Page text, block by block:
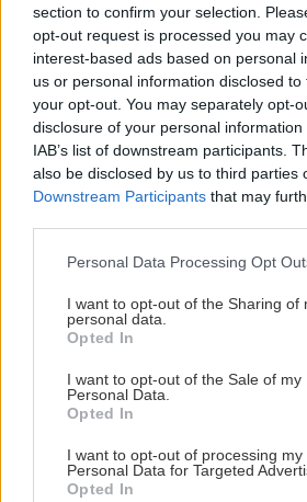
section to confirm your selection.
opt-out request is processed you may
interest-based ads based on personal
us or personal information disclosed
your opt-out. You may separately opt-
disclosure of your personal
IAB’s list of downstream participants.
also be disclosed by us to third parties
Downstream Participants that may
Please note that this website/app uses
not limited to your visit or usage
grant or deny consent to Google and
use your data for below specified
consent section.
Personal Data Processing Opt
I want to opt-out of the Sharing of
personal data.
Opted In
I want to opt-out of the Sale of my
Personal Data.
Opted In
I want to opt-out of processing my
Personal Data for Targeted
Opted In
Záhrada
Ako
ktorá
Pripomína malý stromček a
mení farby podľa svetla.
Spoznajte eónium, ktoré v
skrýva